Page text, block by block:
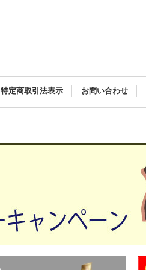
特定商取引法表示 お問い合わせ